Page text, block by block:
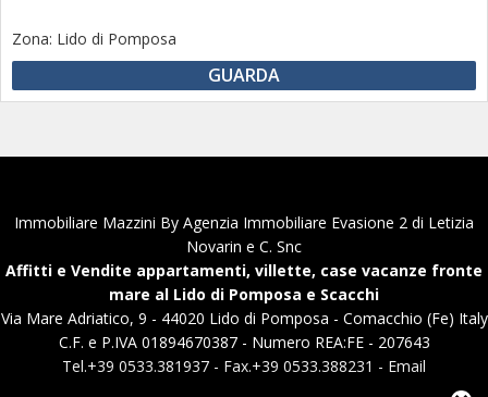
Zona: Lido di Pomposa
GUARDA
Immobiliare Mazzini By Agenzia Immobiliare Evasione 2 di Letizia
Novarin e C. Snc
Affitti e Vendite appartamenti, villette, case vacanze fronte
mare al Lido di Pomposa e Scacchi
Via Mare Adriatico, 9 - 44020 Lido di Pomposa - Comacchio (Fe) Italy
C.F. e P.IVA 01894670387 - Numero REA:FE - 207643
Tel.+39 0533.381937 - Fax.+39 0533.388231 - Email